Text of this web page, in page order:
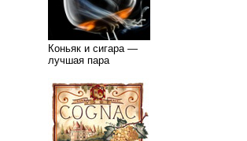
Коньяк и сигара —
лучшая пара